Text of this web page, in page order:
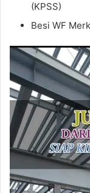
(KPSS)
Besi WF